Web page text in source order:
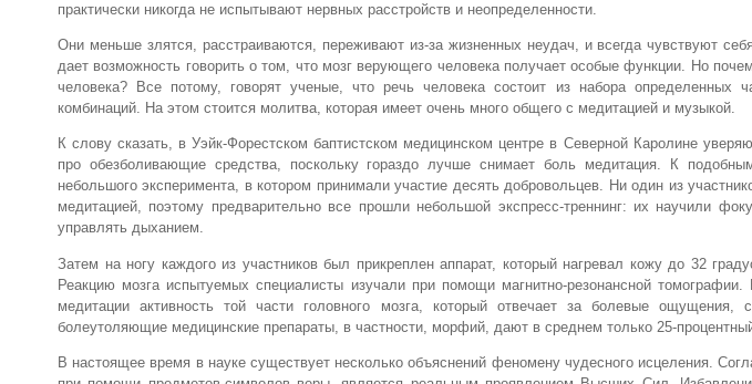
практически никогда не испытывают нервных расстройств и неопределенности.
Они меньше злятся, расстраиваются, переживают из-за жизненных неудач, и всегда чувствуют
дает возможность говорить о том, что мозг верующего человека получает особые функции. Но
человека? Все потому, говорят ученые, что речь человека состоит из набора определенных
комбинаций. На этом стоится молитва, которая имеет очень много общего с медитацией и музыкой.
К слову сказать, в Уэйк-Форестском баптистском медицинском центре в Северной Каролине
про обезболивающие средства, поскольку гораздо лучше снимает боль медитация. К
небольшого эксперимента, в котором принимали участие десять добровольцев. Ни один из
медитацией, поэтому предварительно все прошли небольшой экспресс-треннинг: их научили
управлять дыханием.
Затем на ногу каждого из участников был прикреплен аппарат, который нагревал кожу до 32
Реакцию мозга испытуемых специалисты изучали при помощи магнитно-резонансной
медитации активность той части головного мозга, который отвечает за болевые
болеутоляющие медицинские препараты, в частности, морфий, дают в среднем только 25-процентный
В настоящее время в науке существует несколько объяснений феномену чудесного исцеления.